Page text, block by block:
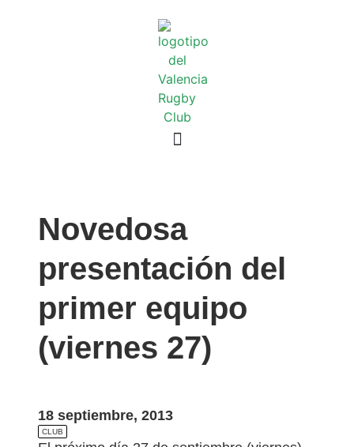
Novedosa
presentación del
primer equipo
(viernes 27)
18 septiembre, 2013
CLUB